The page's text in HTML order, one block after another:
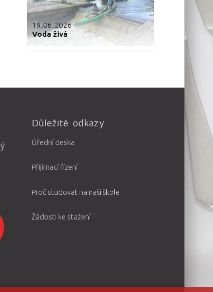
19.06.2026
Voda živá
Důležité odkazy
Úřední deska
Přijímací řízení
Proč studovat na naší škole
Žádosti ke stažení